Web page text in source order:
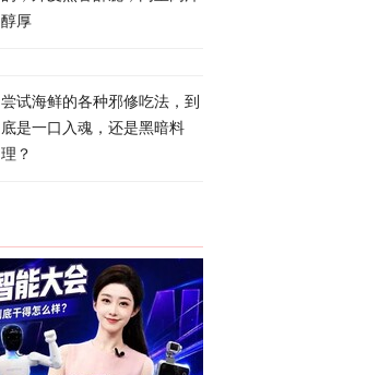
醇厚
尝试海鲜的各种邪修吃法，到
底是一口入魂，还是黑暗料
理？